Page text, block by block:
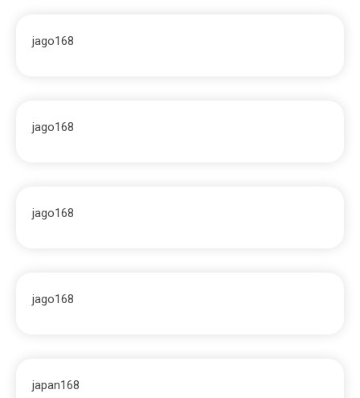
jago168
jago168
jago168
jago168
japan168